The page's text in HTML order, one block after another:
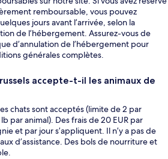
remboursable, vous pouvez
jours avant l’arrivée, selon la
de l’hébergement. Assurez-vous de
d’annulation de l’hébergement pour
générales complètes.
accepte-t-il les animaux de
chats sont acceptés (limite de 2 par
par animal). Des frais de 20 EUR par
et par jour s’appliquent. Il n’y a pas de
d’assistance. Des bols de nourriture et